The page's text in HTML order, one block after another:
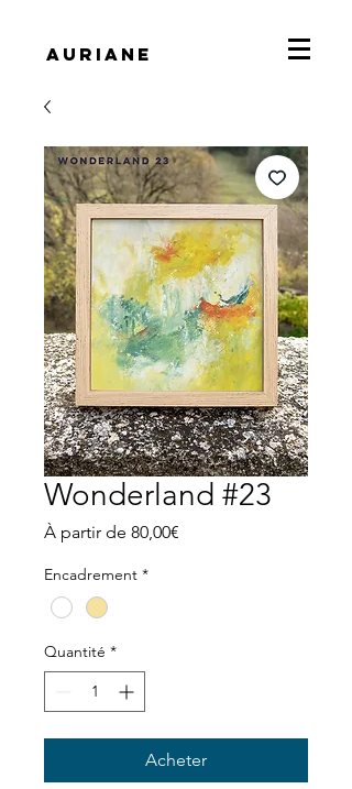
Auriane
Wonderland #23
À partir de 80,00€
Encadrement *
Quantité *
Acheter